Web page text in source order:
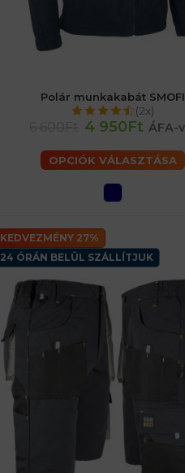
48 (M) férfiaké 52 (L) férfiaké
56 (XL)
60 (2XL) férfiaké
62 (3XL) férfiaké
Polár munkakabát SMOFI
(2x)
4 950Ft ÁFA-
OPCIÓK VÁLASZTÁSA
KEDVEZMÉNY 27%
24 ÓRÁN BELÜL SZÁLLÍTJUK